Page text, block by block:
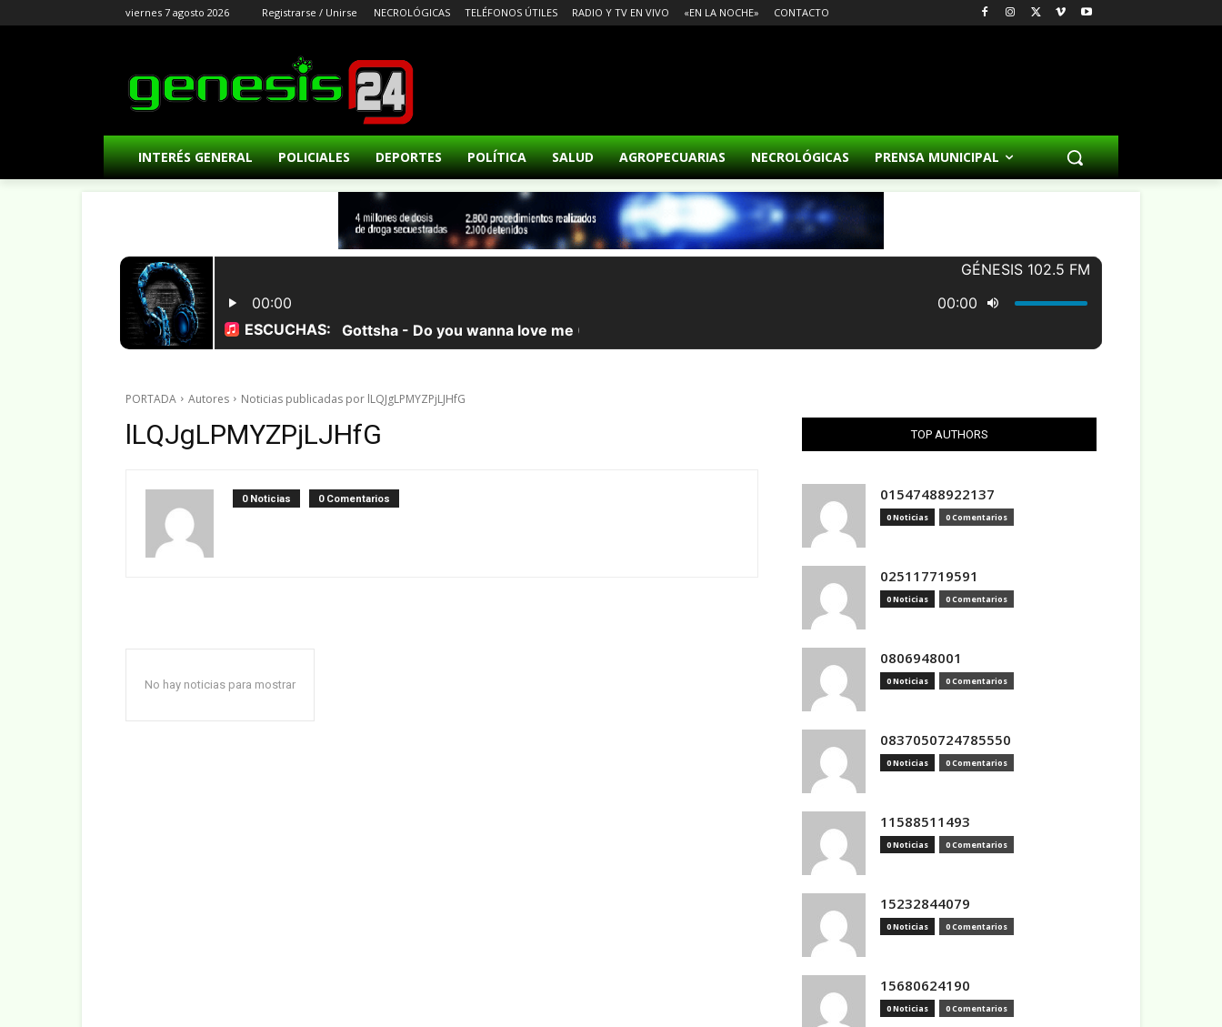
viernes 7 agosto 2026 Registrarse / Unirse NECROLÓGICAS TELÉFONOS ÚTILES RADIO Y TV EN VIVO «EN LA NOCHE» CONTACTO
INTERÉS GENERAL POLICIALES DEPORTES POLÍTICA SALUD AGROPECUARIAS NECROLÓGICAS PRENSA MUNICIPAL
PORTADA Autores Noticias publicadas por lLQJgLPMYZPjLJHfG
lLQJgLPMYZPjLJHfG
0 Noticias 0 Comentarios
No hay noticias para mostrar
TOP AUTHORS
01547488922137
0 Noticias 0 Comentarios
025117719591
0 Noticias 0 Comentarios
0806948001
0 Noticias 0 Comentarios
0837050724785550
0 Noticias 0 Comentarios
11588511493
0 Noticias 0 Comentarios
15232844079
0 Noticias 0 Comentarios
15680624190
0 Noticias 0 Comentarios